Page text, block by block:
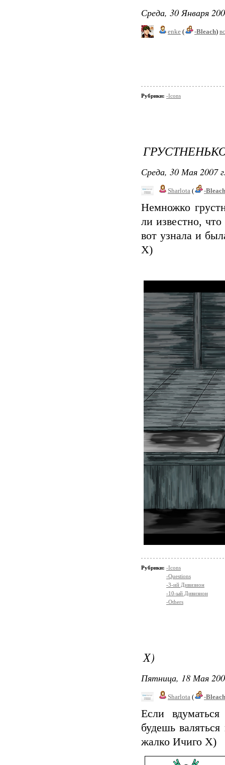
Среда, 30 Января
enke ( -Bleach)
Рубрики: -Icons
Среда, 30 Мая 2007
Sharlota ( -Bleach
Немножко
ли известно,
вот узнала и
Х)
Рубрики: -Icons
-Questions
-3-ий Дивизион
-10-ый Дивизион
-Others
Х)
Пятница, 18 Мая
Sharlota ( -Bleach
Если
будешь
жалко Ичиго Х)